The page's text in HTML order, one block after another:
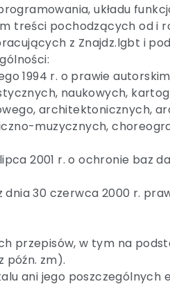
układu
treści pochodzących od i
z Znajdz.lgbt i
1994 r. o prawie
naukowych,
architektonicznych,
muzycznych,
2001 r. o ochronie baz
30 czerwca 2000 r.
w tym na
późn. zm).
ani jego poszczególnych